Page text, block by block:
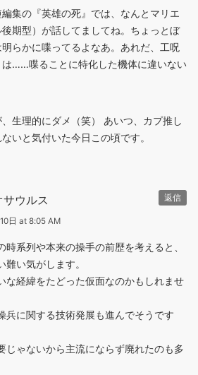
集の『英雄の死』では、なんとマリエ
期型）が話してましてね。ちょっとぼ
らかに喋ってるよなあ。あれだ、工呪
……喋ることに特化した機体に違いない
生理的にダメ（笑） あいつ、カプ推し
いと気付いた今日この頃です。
返信
ウルス
日 at 8:05 AM
時系列や本来の操手の前歴を考えると、
い気がします。
な経緯をたどった仮面なのかもしれませ
兵に関する技術発展も進んでそうです
じゃないから主流にならず廃れたのも多